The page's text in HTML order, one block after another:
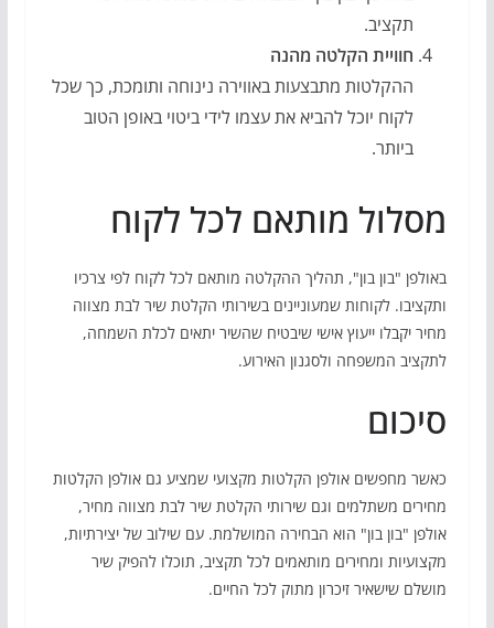
תקציב.
חוויית הקלטה מהנה
ההקלטות מתבצעות באווירה נינוחה ותומכת, כך שכל
לקוח יוכל להביא את עצמו לידי ביטוי באופן הטוב
ביותר.
מסלול מותאם לכל לקוח
באולפן "בון בון", תהליך ההקלטה מותאם לכל לקוח לפי צרכיו
ותקציבו. לקוחות שמעוניינים בשירותי הקלטת שיר לבת מצווה
מחיר יקבלו ייעוץ אישי שיבטיח שהשיר יתאים לכלת השמחה,
לתקציב המשפחה ולסגנון האירוע.
סיכום
כאשר מחפשים אולפן הקלטות מקצועי שמציע גם אולפן הקלטות
מחירים משתלמים וגם שירותי הקלטת שיר לבת מצווה מחיר,
אולפן "בון בון" הוא הבחירה המושלמת. עם שילוב של יצירתיות,
מקצועיות ומחירים מותאמים לכל תקציב, תוכלו להפיק שיר
מושלם שישאיר זיכרון מתוק לכל החיים.